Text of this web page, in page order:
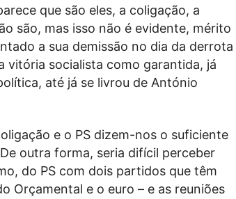
que são eles, a coligação, a
são, mas isso não é evidente, mérito
a sua demissão no dia da derrota
vitória socialista como garantida, já
até já se livrou de António
e o PS dizem-nos o suficiente
outra forma, seria difícil perceber
do PS com dois partidos que têm
Orçamental e o euro – e as reuniões